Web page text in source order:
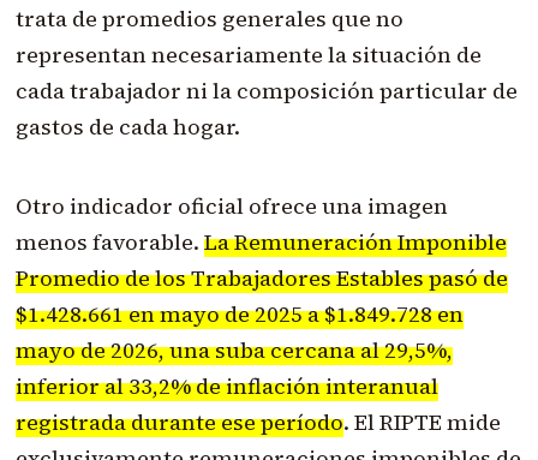
trata de promedios generales que no
representan necesariamente la situación de
cada trabajador ni la composición particular de
gastos de cada hogar.
Otro indicador oficial ofrece una imagen
menos favorable. La Remuneración Imponible
Promedio de los Trabajadores Estables pasó de
$1.428.661 en mayo de 2025 a $1.849.728 en
mayo de 2026, una suba cercana al 29,5%,
inferior al 33,2% de inflación interanual
registrada durante ese período. El RIPTE mide